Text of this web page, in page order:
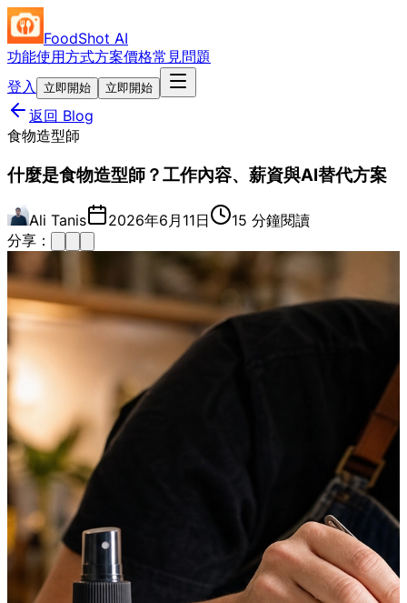
FoodShot AI
功能使用方式方案價格常見問題
登入
立即開始 立即開始
返回 Blog
食物造型師
什麼是食物造型師？工作內容、薪資與AI替代方案
Ali Tanis 2026年6月11日
15 分鐘閱讀
分享：